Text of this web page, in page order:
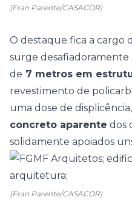
(Fran Parente/CASACOR)
O destaque fica a cargo
surge
de 7 metros em
revestimento de
uma dose de displicência,
concreto aparente dos
solidamente apoiados
(Fran Parente/CASACOR)